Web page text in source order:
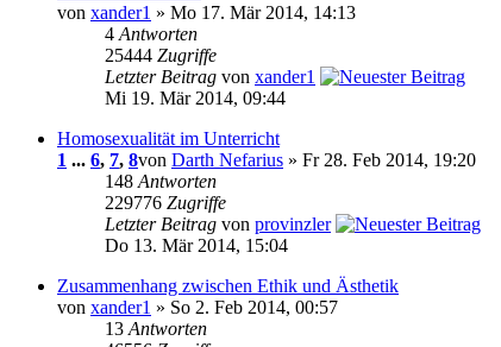
von xander1 » Mo 17. Mär 2014, 14:13
4 Antworten
25444 Zugriffe
Letzter Beitrag von xander1
Mi 19. Mär 2014, 09:44
Homosexualität im Unterricht
1 ... 6, 7, 8von Darth Nefarius » Fr 28. Feb 2014, 19:20
148 Antworten
229776 Zugriffe
Letzter Beitrag von provinzler
Do 13. Mär 2014, 15:04
Zusammenhang zwischen Ethik und Ästhetik
von xander1 » So 2. Feb 2014, 00:57
13 Antworten